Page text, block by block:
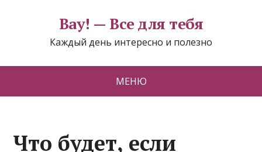
Вау! — Все для тебя
Каждый день интересно и полезно
МЕНЮ
Что будет, если